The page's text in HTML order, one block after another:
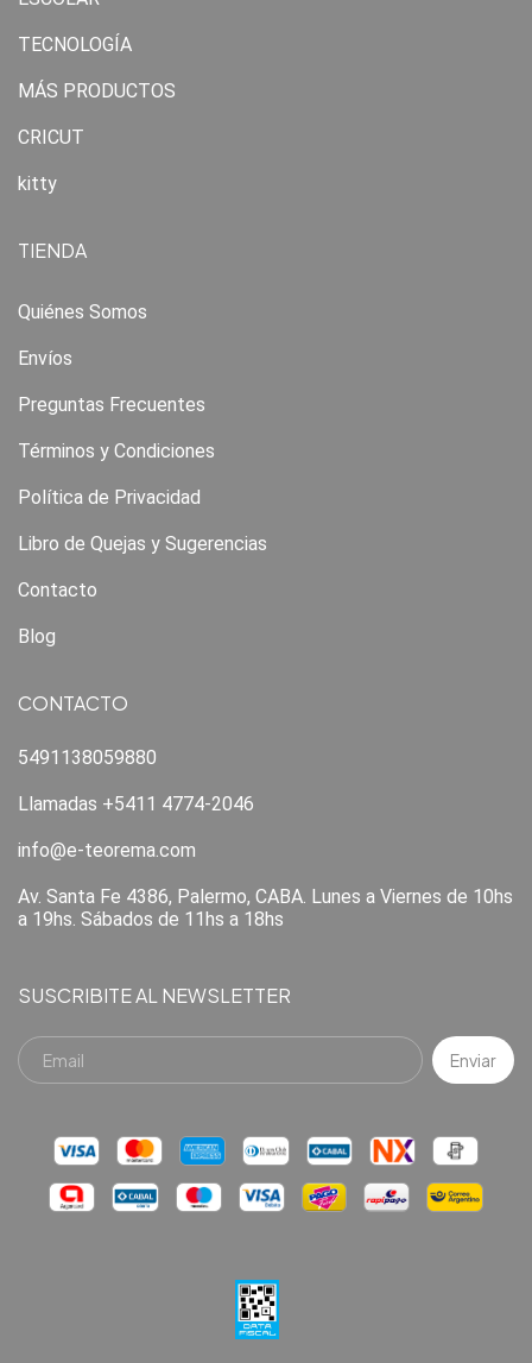
TECNOLOGÍA
MÁS PRODUCTOS
CRICUT
kitty
TIENDA
Quiénes Somos
Envíos
Preguntas Frecuentes
Términos y Condiciones
Política de Privacidad
Libro de Quejas y Sugerencias
Contacto
Blog
CONTACTO
5491138059880
Llamadas +5411 4774-2046
info@e-teorema.com
Av. Santa Fe 4386, Palermo, CABA. Lunes a Viernes de 10hs
a 19hs. Sábados de 11hs a 18hs
SUSCRIBITE AL NEWSLETTER